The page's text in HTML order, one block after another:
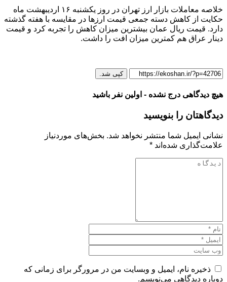
خلاصه معاملات بازار ارز تهران در روز یکشنبه ۱۶ اردیبهشت ماه
حکایت از کاهش دسته جمعی قیمت ارزها در مقایسه با هفته گذشته
دارد. قیمت ریال عمان بیشترین میزان کاهش را تجربه کرد و قیمت
دینار عراق هم کمترین میزان افت را داشت.
کپی شد.
هیچ دیدگاهی درج نشده - اولین نفر باشید
دیدگاهتان را بنویسید
نشانی ایمیل شما منتشر نخواهد شد. بخش‌های موردنیاز
علامت‌گذاری شده‌اند *
ذخیره نام، ایمیل و وبسایت من در مرورگر برای زمانی که
دوباره دیدگاهی می‌نویسم.